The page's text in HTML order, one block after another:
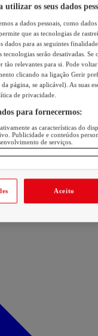
os seus dados
a dados pessoais, como
que as tecnologias de
dados para as seguintes
serão desativadas. Se
relevantes para si. Pode voltar
clicando na ligação Gerir
página, se aplicável). As suas
de privacidade.
para fornecermos:
as características do
Publicidade e conteúdos
de serviços.
Aceito